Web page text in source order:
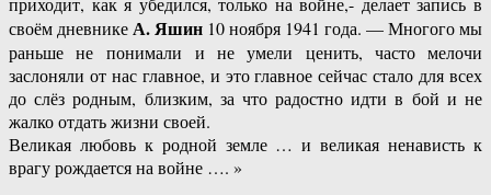
своём дневникеА. Яшин 10 ноября 1941 года. — Многого мы
раньше не понимали и не умели ценить, часто мелочи
заслоняли от нас главное, и это главное сейчас стало для всех
до слёз родным, близким, за что радостно идти в бой и не
жалко отдать жизни своей.
Великая любовь к родной земле … и великая ненависть к
врагу рождается на войне …. »